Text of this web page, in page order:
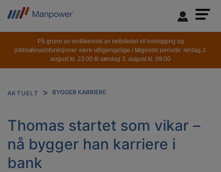
På grunn av vedlikehold av nettstedet vil innlogging og
jobbsøknadsfunksjoner være utilgjengelige i følgende periode: lørdag 2.
august kl. 23:00 til søndag 3. august kl. 09:00
AKTUELT BYGGER KARRIERE
Thomas startet som vikar –
nå bygger han karriere i
bank